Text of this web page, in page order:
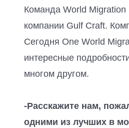
Команда World
компании Gulf Craft.
Сегодня One World
интересные
многом другом.
-Расскажите нам,
одними из лучших в